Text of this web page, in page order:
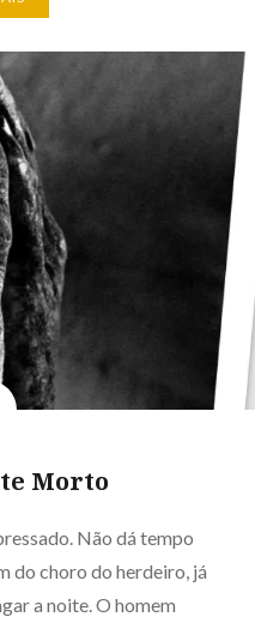
Morto
Não dá tempo
do choro do herdeiro, já
a noite. O homem